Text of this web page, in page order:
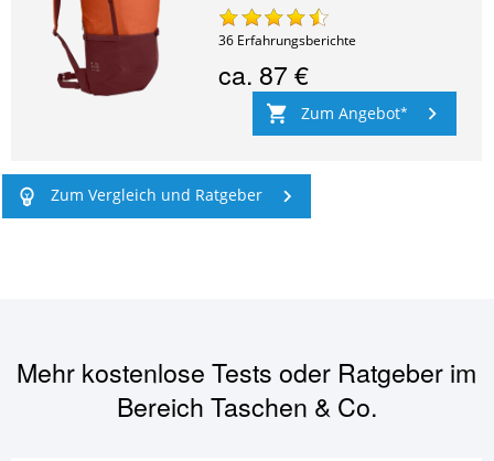
36 Erfahrungsberichte
ca. 87 €
Zum Angebot
Zum Vergleich und Ratgeber
Mehr kostenlose Tests oder Ratgeber im
Bereich Taschen & Co.